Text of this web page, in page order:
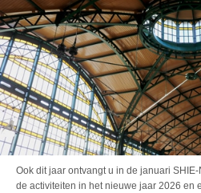
Ook dit jaar ontvangt u in de januari
de activiteiten in het nieuwe jaar 2026 en